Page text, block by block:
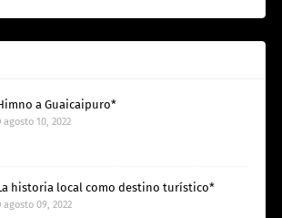
a Guaicaipuro*
agosto 10, 2022
historia local como destino turístico*
agosto 09, 2022